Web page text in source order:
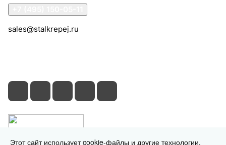
sales@stalkrepej.ru
Этот сайт использует cookie-файлы и другие технологии,